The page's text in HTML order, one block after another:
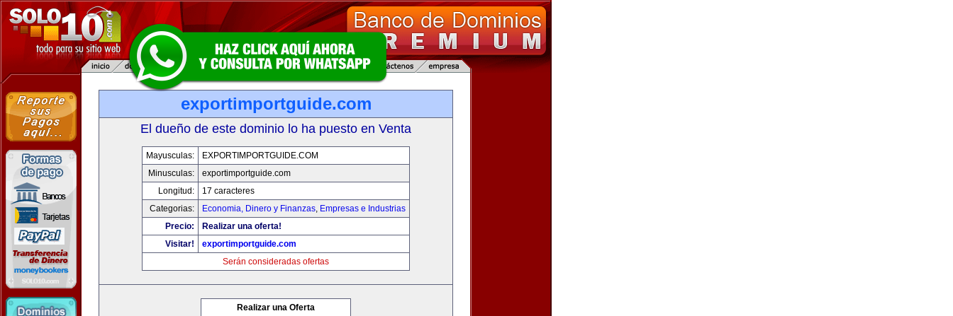
exportimportguide.com
El dueño de este dominio lo ha puesto en Venta
Mayusculas:
EXPORTIMPORTGUIDE.COM
Minusculas:
exportimportguide.com
Longitud:
17 caracteres
Categorias:
Economia, Dinero y Finanzas, Empresas e Industrias
Precio:
Realizar una oferta!
Visitar!
exportimportguide.com
Serán consideradas ofertas
Realizar una Oferta